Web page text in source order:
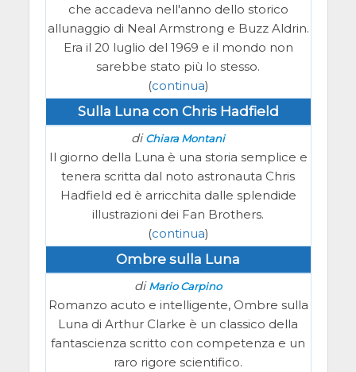
che accadeva nell'anno dello storico
allunaggio di Neal Armstrong e Buzz Aldrin.
Era il 20 luglio del 1969 e il mondo non
sarebbe stato più lo stesso.
(continua)
Sulla Luna con Chris Hadfield
diChiara Montani
Il giorno della Luna è una storia semplice e
tenera scritta dal noto astronauta Chris
Hadfield ed è arricchita dalle splendide
illustrazioni dei Fan Brothers.
(continua)
Ombre sulla Luna
diMario Carpino
Romanzo acuto e intelligente, Ombre sulla
Luna di Arthur Clarke è un classico della
fantascienza scritto con competenza e un
raro rigore scientifico.